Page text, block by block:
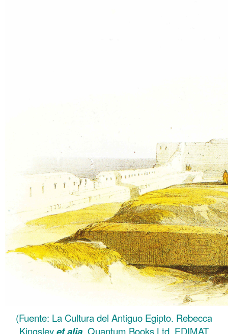
(Fuente: La Cultura del Antiguo Egipto. Rebecca
Kingsleyet alia . Quantum Books Ltd. EDIMAT